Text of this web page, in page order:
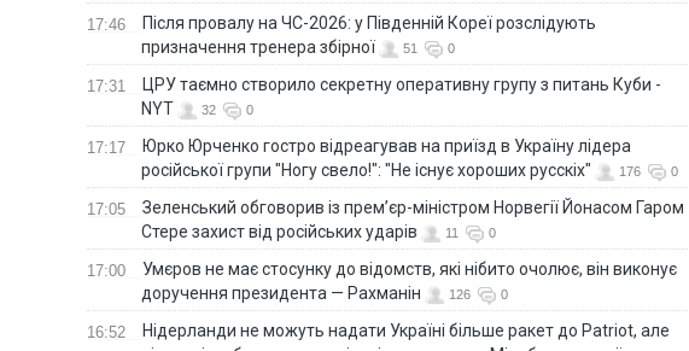
17:46
Після провалу на ЧС-2026: у Південній Кореї розслідують
призначення тренера збірної
51 0
17:31
ЦРУ таємно створило секретну оперативну групу з питань Куби -
NYT
32 0
17:17
Юрко Юрченко гостро відреагував на приїзд в Україну лідера
російської групи "Ногу свело!": "Не існує хороших русскіх"
176 0
17:05
Зеленський обговорив із прем’єр-міністром Норвегії Йонасом Гаром
Стере захист від російських ударів
11 0
17:00
Умєров не має стосунку до відомств, які нібито очолює, він виконує
доручення президента — Рахманін
126 0
16:52
Нідерланди не можуть надати Україні більше ракет до Patriot, але